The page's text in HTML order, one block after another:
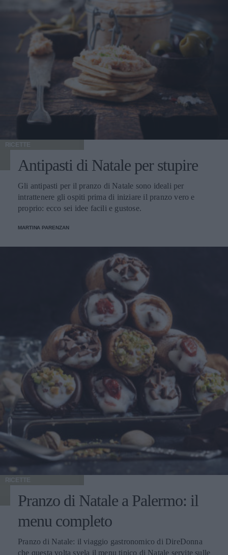
RICETTE
Antipasti di Natale per stupire
Gli antipasti per il pranzo di Natale sono ideali per
intrattenere gli ospiti prima di iniziare il pranzo vero e
proprio: ecco sei idee facili e gustose.
MARTINA PARENZAN
RICETTE
Pranzo di Natale a Palermo: il
menu completo
Pranzo di Natale: il viaggio gastronomico di DireDonna
che questa volta svela il menu tipico di Natale servite sulle